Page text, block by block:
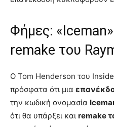
Φήμες:
remake του
Ο Tom Henderson του
πρόσφατα ότι μια
την κωδική ονομασία
ότι θα υπάρξει και remake